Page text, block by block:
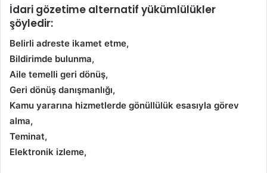
İdari gözetime alternatif yükümlülükler
şöyledir:
Belirli adreste ikamet etme,
Bildirimde bulunma,
Aile temelli geri dönüş,
Geri dönüş danışmanlığı,
Kamu yararına hizmetlerde gönüllülük esasıyla görev
alma,
Teminat,
Elektronik izleme,